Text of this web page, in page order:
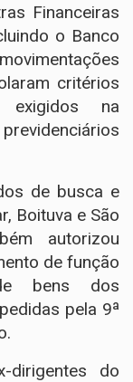
Financeiras
o Banco
critérios
na
de busca e
Boituva e São
autorizou
de função
bens dos
pela 9ª
dirigentes do